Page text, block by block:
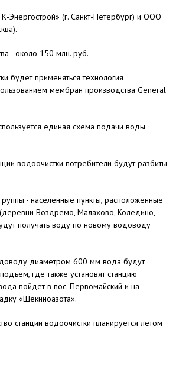
(г. Санкт-Петербург) и ООО
- около 150 млн. руб.
будет применяться технология
мембран производства General
единая схема подачи воды
водоочистки потребители будут разбиты
- населенные пункты, расположенные
Воздремо, Малахово, Коледино,
получать воду по новому водоводу
диаметром 600 мм вода будут
где также установят станцию
пойдет в пос. Первомайский и на
«Щекиноазота».
станции водоочистки планируется летом